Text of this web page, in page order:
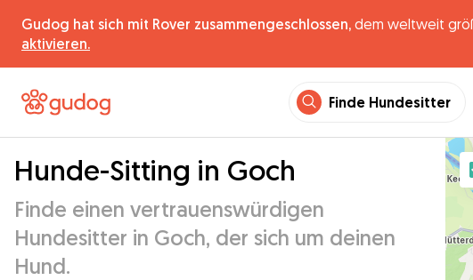
Gudog hat sich mit Rover zusammengeschlossen, dem weltweit
aktivieren.
Finde Hundesitter
Hunde-Sitting in Goch
Finde einen vertrauenswürdigen
Hundesitter in Goch, der sich um deinen
Hund.